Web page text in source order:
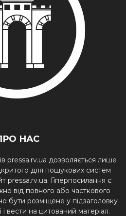
НАС
pressa.rv.ua дозволяється лише
для пошукових систем
pressa.rv.ua. Гіперпосилання є
від повного або часткового
бути розміщене у підзаголовку
вести на цитований матеріал.